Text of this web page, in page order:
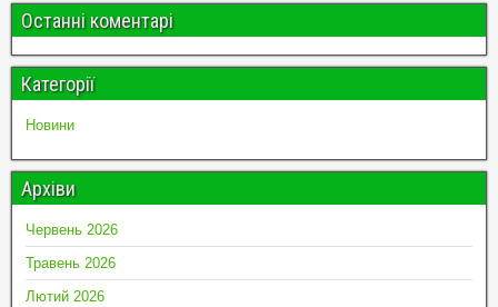
Останні коментарі
Категорії
Новини
Архіви
Червень 2026
Травень 2026
Лютий 2026